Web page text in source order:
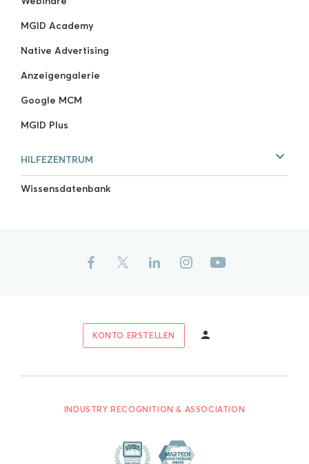
MGID Academy
Native Advertising
Anzeigengalerie
Google MCM
MGID Plus
HILFEZENTRUM
Wissensdatenbank
KONTO ERSTELLEN
INDUSTRY RECOGNITION & ASSOCIATION